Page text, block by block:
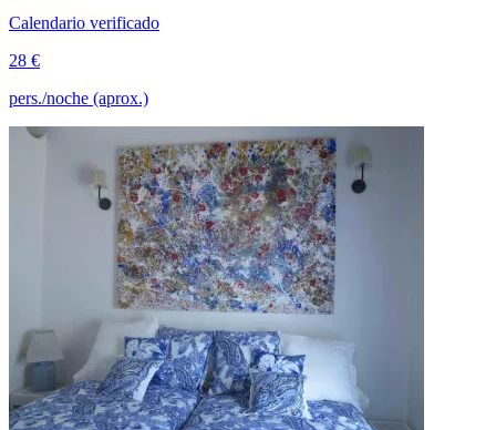
Calendario verificado
28 €
pers./noche (aprox.)